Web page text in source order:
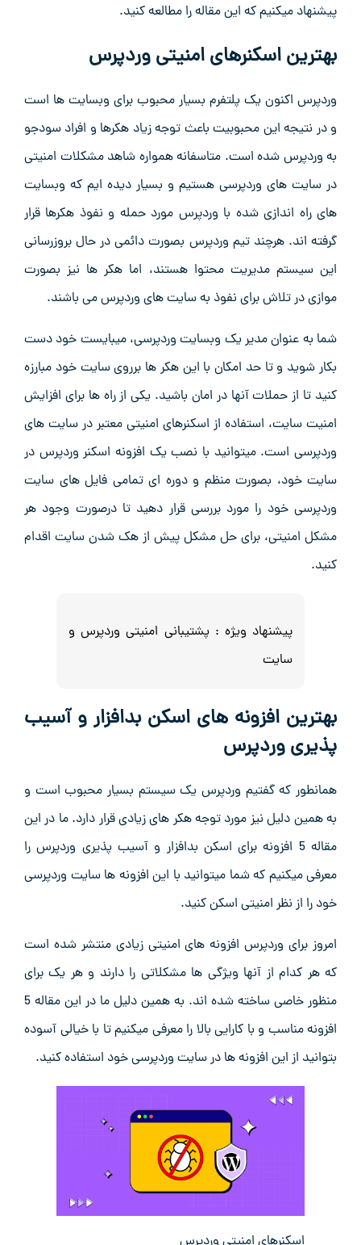
پیشنهاد میکنیم که این مقاله را مطالعه کنید.
بهترین اسکنرهای امنیتی وردپرس
وردپرس اکنون یک پلتفرم بسیار محبوب برای وبسایت ها است
و در نتیجه این محبوبیت باعث توجه زیاد هکرها و افراد سودجو
به وردپرس شده است. متاسفانه همواره شاهد مشکلات امنیتی
در سایت های وردپرسی هستیم و بسیار دیده ایم که وبسایت
های راه اندازی شده با وردپرس مورد حمله و نفوذ هکرها قرار
گرفته اند. هرچند تیم وردپرس بصورت دائمی در حال بروزرسانی
این سیستم مدیریت محتوا هستند، اما هکر ها نیز بصورت
موازی در تلاش برای نفوذ به سایت های وردپرس می باشند.
شما به عنوان مدیر یک وبسایت وردپرسی، میبایست خود دست
بکار شوید و تا حد امکان با این هکر ها برروی سایت خود مبارزه
کنید تا از حملات آنها در امان باشید. یکی از راه ها برای افزایش
امنیت سایت، استفاده از اسکنرهای امنیتی معتبر در سایت های
وردپرسی است. میتوانید با نصب یک افزونه اسکنر وردپرس در
سایت خود، بصورت منظم و دوره ای تمامی فایل های سایت
وردپرسی خود را مورد بررسی قرار دهید تا درصورت وجود هر
مشکل امنیتی، برای حل مشکل پیش از هک شدن سایت اقدام
کنید.
پیشنهاد ویژه : پشتیبانی امنیتی وردپرس و
سایت
بهترین افزونه های اسکن بدافزار و آسیب
پذیری وردپرس
همانطور که گفتیم وردپرس یک سیستم بسیار محبوب است و
به همین دلیل نیز مورد توجه هکر های زیادی قرار دارد. ما در این
مقاله 5 افزونه برای اسکن بدافزار و آسیب پذیری وردپرس را
معرفی میکنیم که شما میتوانید با این افزونه ها سایت وردپرسی
خود را از نظر امنیتی اسکن کنید.
امروز برای وردپرس افزونه های امنیتی زیادی منتشر شده است
که هر کدام از آنها ویژگی ها مشکلاتی را دارند و هر یک برای
منظور خاصی ساخته شده اند. به همین دلیل ما در این مقاله 5
افزونه مناسب و با کارایی بالا را معرفی میکنیم تا با خیالی آسوده
بتوانید از این افزونه ها در سایت وردپرسی خود استفاده کنید.